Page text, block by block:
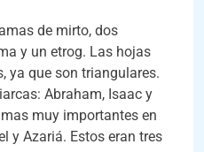
de mirto, dos
y un etrog. Las hojas
ya que son triangulares.
Abraham, Isaac y
muy importantes en
y Azariá. Estos eran tres